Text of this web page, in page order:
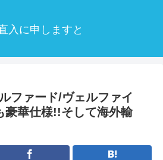
入に申しますと
ファード/ヴェルファイ
豪華仕様!!そして海外輸